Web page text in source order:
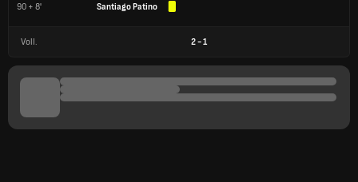
90 + 8' Santiago Patino
Voll. 2-1